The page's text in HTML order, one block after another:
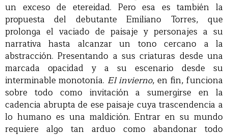
un exceso de etereidad. Pero esa es también la
propuesta del debutante Emiliano Torres, que
prolonga el vaciado de paisaje y personajes a su
narrativa hasta alcanzar un tono cercano a la
abstracción. Presentando a sus criaturas desde una
marcada opacidad y a su escenario desde su
interminable monotonía. El invierno, en fin, funciona
sobre todo como invitación a sumergirse en la
cadencia abrupta de ese paisaje cuya trascendencia a
lo humano es una maldición. Entrar en su mundo
requiere algo tan arduo como abandonar todo